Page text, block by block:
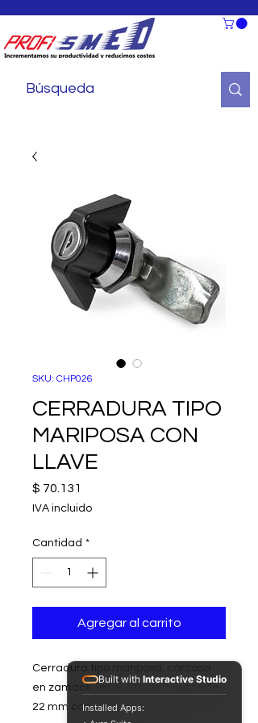
SKU: CHP026
CERRADURA TIPO
MARIPOSA CON
LLAVE
$ 70.131
IVA incluido
Cantidad *
Agregar al carrito
Cerradura tipo mariposa, carcasa
en zamack, lengüeta de 1 punto de
22 mm con llave.
Built with Interactive Studio
Installed Apps: